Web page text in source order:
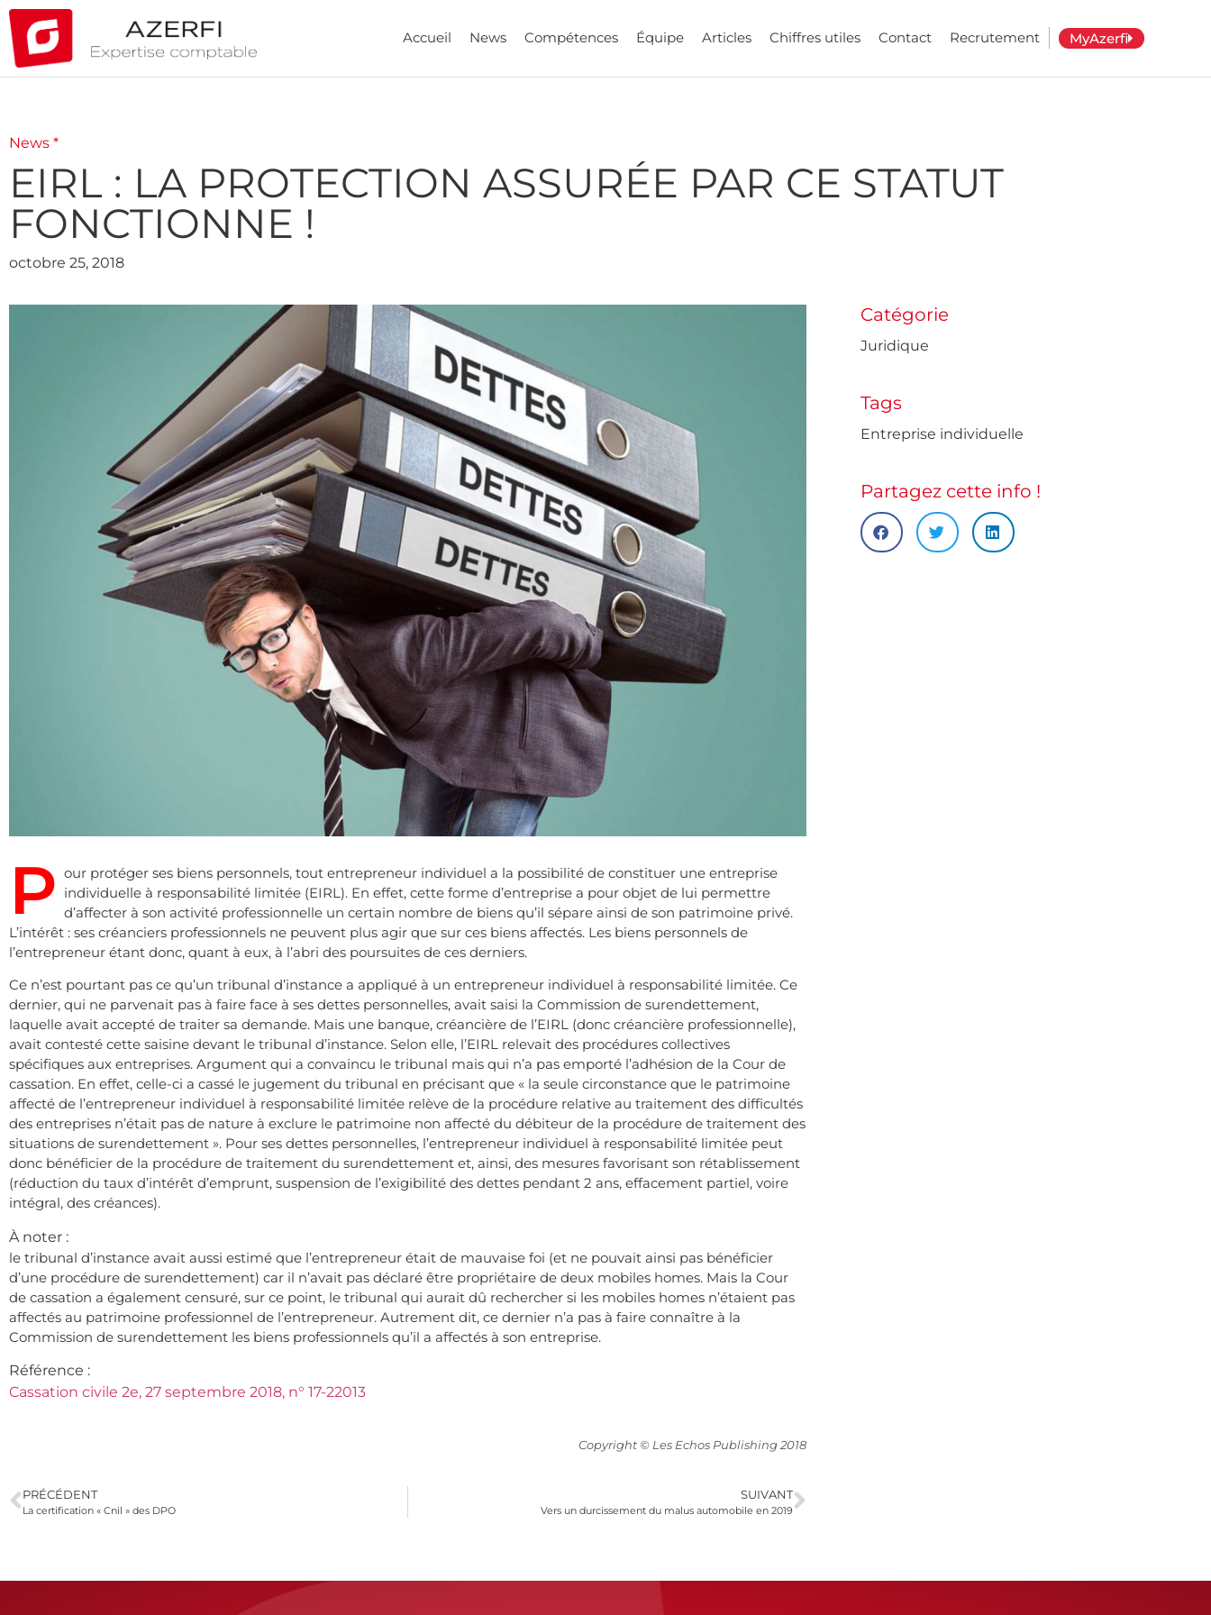
Accueil News Compétences Équipe Articles Chiffres utiles Contact Recrutement MyAzerfi
News *
EIRL : LA PROTECTION ASSURÉE PAR CE STATUT
FONCTIONNE !
octobre 25, 2018
P our protéger ses biens personnels, tout entrepreneur individuel a la possibilité de constituer une entreprise
individuelle à responsabilité limitée (EIRL). En effet, cette forme d’entreprise a pour objet de lui permettre
d’affecter à son activité professionnelle un certain nombre de biens qu’il sépare ainsi de son patrimoine privé.
L’intérêt : ses créanciers professionnels ne peuvent plus agir que sur ces biens affectés. Les biens personnels de
l’entrepreneur étant donc, quant à eux, à l’abri des poursuites de ces derniers.
Ce n’est pourtant pas ce qu’un tribunal d’instance a appliqué à un entrepreneur individuel à responsabilité limitée. Ce
dernier, qui ne parvenait pas à faire face à ses dettes personnelles, avait saisi la Commission de surendettement,
laquelle avait accepté de traiter sa demande. Mais une banque, créancière de l’EIRL (donc créancière professionnelle),
avait contesté cette saisine devant le tribunal d’instance. Selon elle, l’EIRL relevait des procédures collectives
spécifiques aux entreprises. Argument qui a convaincu le tribunal mais qui n’a pas emporté l’adhésion de la Cour de
cassation. En effet, celle-ci a cassé le jugement du tribunal en précisant que « la seule circonstance que le patrimoine
affecté de l’entrepreneur individuel à responsabilité limitée relève de la procédure relative au traitement des difficultés
des entreprises n’était pas de nature à exclure le patrimoine non affecté du débiteur de la procédure de traitement des
situations de surendettement ». Pour ses dettes personnelles, l’entrepreneur individuel à responsabilité limitée peut
donc bénéficier de la procédure de traitement du surendettement et, ainsi, des mesures favorisant son rétablissement
(réduction du taux d’intérêt d’emprunt, suspension de l’exigibilité des dettes pendant 2 ans, effacement partiel, voire
intégral, des créances).
À noter :
le tribunal d’instance avait aussi estimé que l’entrepreneur était de mauvaise foi (et ne pouvait ainsi pas bénéficier
d’une procédure de surendettement) car il n’avait pas déclaré être propriétaire de deux mobiles homes. Mais la Cour
de cassation a également censuré, sur ce point, le tribunal qui aurait dû rechercher si les mobiles homes n’étaient pas
affectés au patrimoine professionnel de l’entrepreneur. Autrement dit, ce dernier n’a pas à faire connaître à la
Commission de surendettement les biens professionnels qu’il a affectés à son entreprise.
Référence :
Cassation civile 2e, 27 septembre 2018, n° 17-22013
Copyright © Les Echos Publishing 2018
PRÉCÉDENT
La certification « Cnil » des DPO
SUIVANT
Vers un durcissement du malus automobile en 2019
Catégorie
Juridique
Tags
Entreprise individuelle
Partagez cette info !